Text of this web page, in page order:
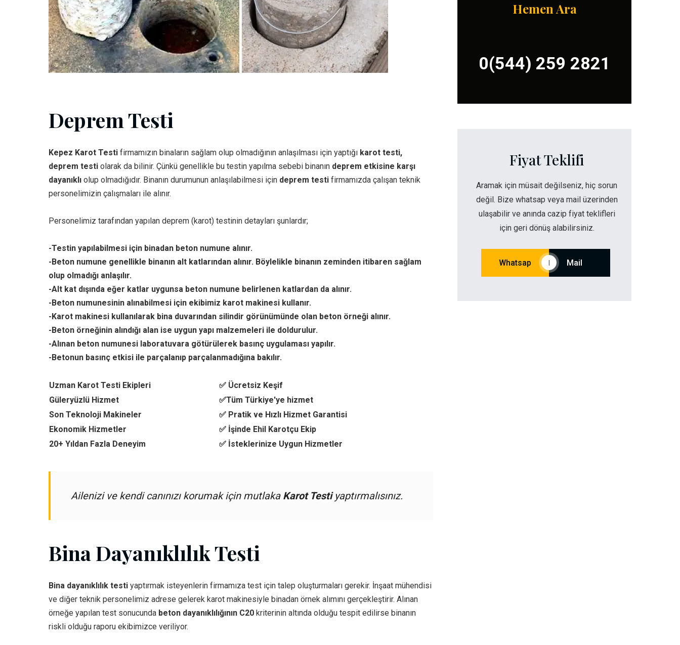
Deprem Testi
Kepez Karot Testi firmamızın binaların sağlam olup olmadığının anlaşılması için yaptığı karot testi,
deprem testi olarak da bilinir. Çünkü genellikle bu testin yapılma sebebi binanın deprem etkisine karşı
dayanıklı olup olmadığıdır. Binanın durumunun anlaşılabilmesi için deprem testi firmamızda çalışan teknik
personelimizin çalışmaları ile alınır.
Personelimiz tarafından yapılan deprem (karot) testinin detayları şunlardır;
-Testin yapılabilmesi için binadan beton numune alınır.
-Beton numune genellikle binanın alt katlarından alınır. Böylelikle binanın zeminden itibaren sağlam
olup olmadığı anlaşılır.
-Alt kat dışında eğer katlar uygunsa beton numune belirlenen katlardan da alınır.
-Beton numunesinin alınabilmesi için ekibimiz karot makinesi kullanır.
-Karot makinesi kullanılarak bina duvarından silindir görünümünde olan beton örneği alınır.
-Beton örneğinin alındığı alan ise uygun yapı malzemeleri ile doldurulur.
-Alınan beton numunesi laboratuvara götürülerek basınç uygulaması yapılır.
-Betonun basınç etkisi ile parçalanıp parçalanmadığına bakılır.
Uzman Karot Testi Ekipleri
✅ Ücretsiz Keşif
Güleryüzlü Hizmet
✅Tüm Türkiye'ye hizmet
Son Teknoloji Makineler
✅ Pratik ve Hızlı Hizmet Garantisi
Ekonomik Hizmetler
✅ İşinde Ehil Karotçu Ekip
20+ Yıldan Fazla Deneyim
✅ İsteklerinize Uygun Hizmetler
Ailenizi ve kendi canınızı korumak için mutlaka Karot Testiyaptırmalısınız.
Bina Dayanıklılık Testi
Bina dayanıklılık testi yaptırmak isteyenlerin firmamıza test için talep oluşturmaları gerekir. İnşaat mühendisi
ve diğer teknik personelimiz adrese gelerek karot makinesiyle binadan örnek alımını gerçekleştirir. Alınan
örneğe yapılan test sonucunda beton dayanıklılığının C20 kriterinin altında olduğu tespit edilirse binanın
riskli olduğu raporu ekibimizce veriliyor.
Hemen Ara
0(544) 259 2821
Fiyat Teklifi
Aramak için müsait değilseniz, hiç sorun
değil. Bize whatsap veya mail üzerinden
ulaşabilir ve anında cazip fiyat teklifleri
için geri dönüş alabilirsiniz.
Whatsap Mail